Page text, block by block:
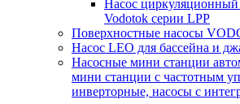
Насос
Vodotok серии LPP
Поверхностные насосы
Насос LEO для бассейна и
Насосные мини станции
мини станции с частотным
инверторные, насосы с